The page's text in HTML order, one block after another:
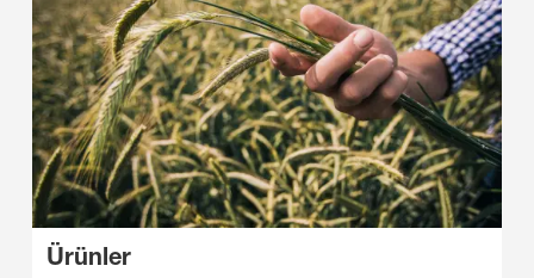
Ürünler